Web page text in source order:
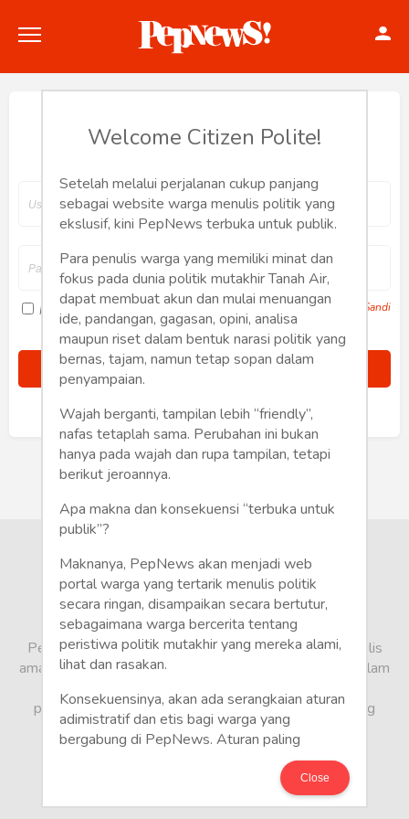
Politik
Hankam
Internasional
Bisnis
Humaniora
Sketsa
Tekno
Gaya
Wisata
Wanita
Hey, Welcome back.
Ingat saya Lupa Sandi
Buat Akun Baru
Welcome Citizen Polite!
Setelah melalui perjalanan cukup panjang
sebagai website warga menulis politik yang
ekslusif, kini PepNews terbuka untuk publik.
Para penulis warga yang memiliki minat dan
fokus pada dunia politik mutakhir Tanah Air,
dapat membuat akun dan mulai menuangan
ide, pandangan, gagasan, opini, analisa
maupun riset dalam bentuk narasi politik yang
bernas, tajam, namun tetap sopan dalam
penyampaian.
Wajah berganti, tampilan lebih “friendly”,
nafas tetaplah sama. Perubahan ini bukan
hanya pada wajah dan rupa tampilan, tetapi
berikut jeroannya.
Apa makna dan konsekuensi “terbuka untuk
publik”?
Maknanya, PepNews akan menjadi web
portal warga yang tertarik menulis politik
secara ringan, disampaikan secara bertutur,
sebagaimana warga bercerita tentang
peristiwa politik mutakhir yang mereka alami,
lihat dan rasakan.
Konsekuensinya, akan ada serangkaian aturan
adimistratif dan etis bagi warga yang
bergabung di PepNews. Aturan paling
mendasar adalah setiap penulis wajib
menggunakan identitas asli sesuai kartu
keterangan penduduk. Demikian juga foto
Close
PepNews.com adalah media warga, tempat bagi penulis
amatir dan profesional menyampaikan berbagai opini dalam
pandang tidak biasa, yang berbeda dari sudut pandang
berita media arus utama.